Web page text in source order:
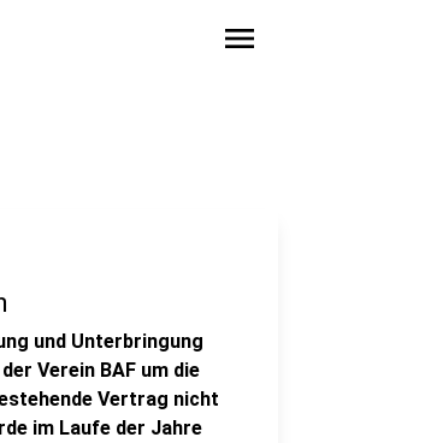
menu
und Unterbringung
Verein BAF um die
Vertrag nicht
im Laufe der Jahre